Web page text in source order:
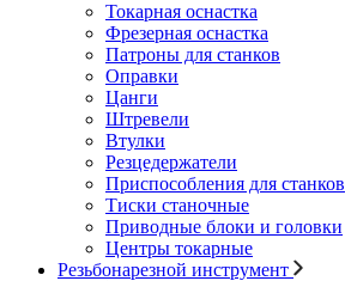
Токарная оснастка
Фрезерная оснастка
Патроны для станков
Оправки
Цанги
Штревели
Втулки
Резцедержатели
Приспособления для станков
Тиски станочные
Приводные блоки и головки
Центры токарные
Резьбонарезной инструмент